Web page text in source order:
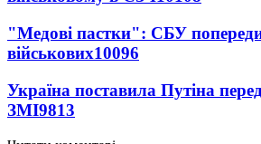
"Медові пастки": СБУ
військових10096
Україна поставила Путіна
ЗМІ9813